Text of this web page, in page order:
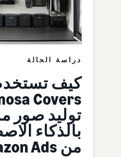
دراسة الحالة
كيف
Covers
توليد صور
بالذكاء
من Amazon Ads